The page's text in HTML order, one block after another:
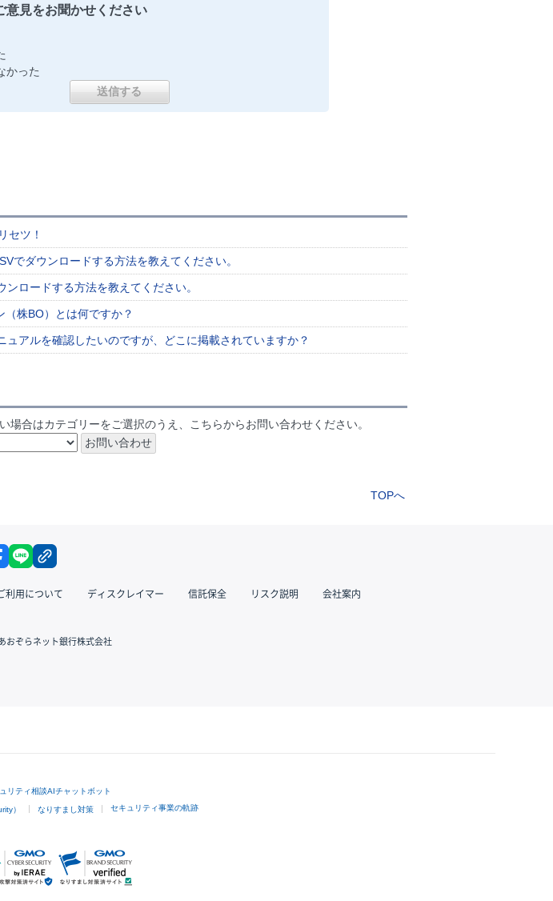
意見をお聞かせください
かった
セツ！
でダウンロードする方法を教えてください。
ンロードする方法を教えてください。
株BO）とは何ですか？
ュアルを確認したいのですが、どこに掲載されていますか？
場合はカテゴリーをご選択のうえ、こちらからお問い合わせください。
TOPへ
X facebook
利用について ディスクレイマー 信託保全 リスク説明 会社案内
おぞらネット銀行株式会社
リティ相談AIチャットボット
） なりすまし対策 セキュリティ事業の軌跡